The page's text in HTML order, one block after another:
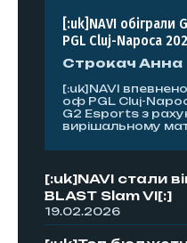
[:uk]NAVI
PGL Cluj-Napoca
Строкач Анна
[:uk]NAVI
оф PGL Cluj-
G2 Esports з
вирішальному
[:uk]NAVI стали
BLAST Slam VI[:]
19.02.2026